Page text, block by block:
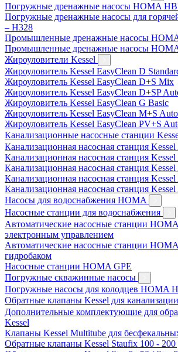
Погружные дренажные насосы HOMA
Погружные дренажные насосы для
– H328
Промышленные дренажные насосы
Промышленные дренажные насосы
Жироуловители Kessel
Жироуловитель Kessel EasyClean D
Жироуловитель Kessel EasyClean D+S Mix
Жироуловитель Kessel EasyClean D+SP
Жироуловитель Kessel EasyClean G Basic
Жироуловитель Kessel EasyClean M+S
Жироуловитель Kessel EasyClean PV+S
Канализационные насосные станции
Канализационная насосная станция
Канализационная насосная станция
Канализационная насосная станция
Канализационная насосная станция
Канализационная насосная станция
Насосы для водоснабжения HOMA
Насосные станции для водоснабжения
Автоматические насосные станции
электронным управлением
Автоматические насосные станции
гидробаком
Насосные станции HOMA GPE
Погружные скважинные насосы
Погружные насосы для колодцев HOMA
Обратные клапаны Kessel для канализации
Дополнительные комплектующие для
Kessel
Клапаны Kessel Multitube для
Обратные клапаны Kessel Staufix 100 - 200